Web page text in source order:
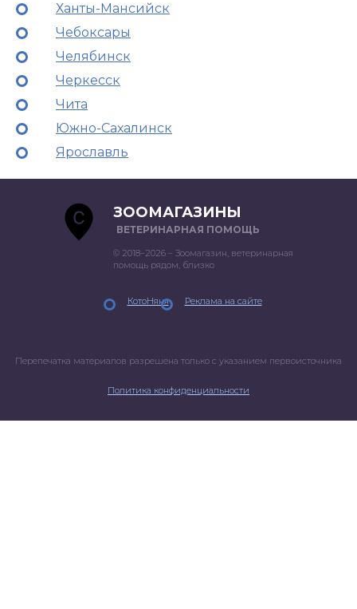
Ханты-Мансийск
Чебоксары
Челябинск
Черкесск
Чита
Южно-Сахалинск
Ярославль
ЗООМАГАЗИНЫ
ВЕТЕРИНАРНАЯ ПОМОЩЬ
© 2018–2026 – Зоомагазин, ветеринарная
помощь рядом, близко
КотоНяня Реклама на сайте
Перепечатка материалов разрешена только с указанием первоисточника
Политика конфиденциальности